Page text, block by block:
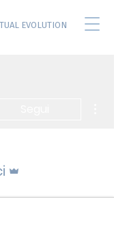
EVOLUTION